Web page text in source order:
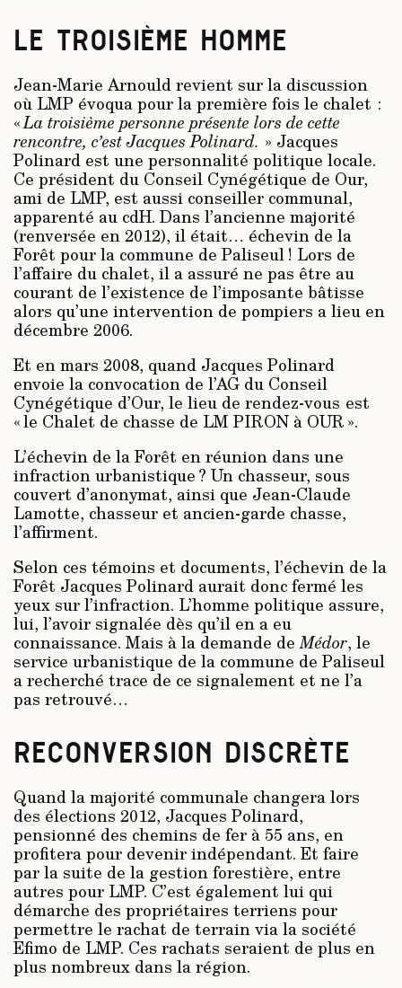
LE TROISIÈME HOMME
Jean-Marie Arnould revient sur la discussion
où LMP évoqua pour la première fois le chalet :
«La troisième personne présente lors de cette
rencontre, c’est Jacques Polinard. » Jacques
Polinard est une personnalité politique locale.
Ce président du Conseil Cynégétique de Our,
ami de LMP, est aussi conseiller communal,
apparenté au cdH. Dans l’ancienne majorité
(renversée en 2012), il était… échevin de la
Forêt pour la commune de Paliseul ! Lors de
l’affaire du chalet, il a assuré ne pas être au
courant de l’existence de l’imposante bâtisse
alors qu’une intervention de pompiers a lieu en
décembre 2006.
Et en mars 2008, quand Jacques Polinard
envoie la convocation de l’AG du Conseil
Cynégétique d’Our, le lieu de rendez-vous est
« le Chalet de chasse de LM PIRON à OUR ».
L’échevin de la Forêt en réunion dans une
infraction urbanistique ? Un chasseur, sous
couvert d’anonymat, ainsi que Jean-Claude
Lamotte, chasseur et ancien-garde chasse,
l’affirment.
Selon ces témoins et documents, l’échevin de la
Forêt Jacques Polinard aurait donc fermé les
yeux sur l’infraction. L’homme politique assure,
lui, l’avoir signalée dès qu’il en a eu
connaissance. Mais à la demande deMédor, le
service urbanistique de la commune de Paliseul
a recherché trace de ce signalement et ne l’a
pas retrouvé…
RECONVERSION DISCRÈTE
Quand la majorité communale changera lors
des élections 2012, Jacques Polinard,
pensionné des chemins de fer à 55 ans, en
profitera pour devenir indépendant. Et faire
par la suite de la gestion forestière, entre
autres pour LMP. C’est également lui qui
démarche des propriétaires terriens pour
permettre le rachat de terrain via la société
Efimo de LMP. Ces rachats seraient de plus en
plus nombreux dans la région.